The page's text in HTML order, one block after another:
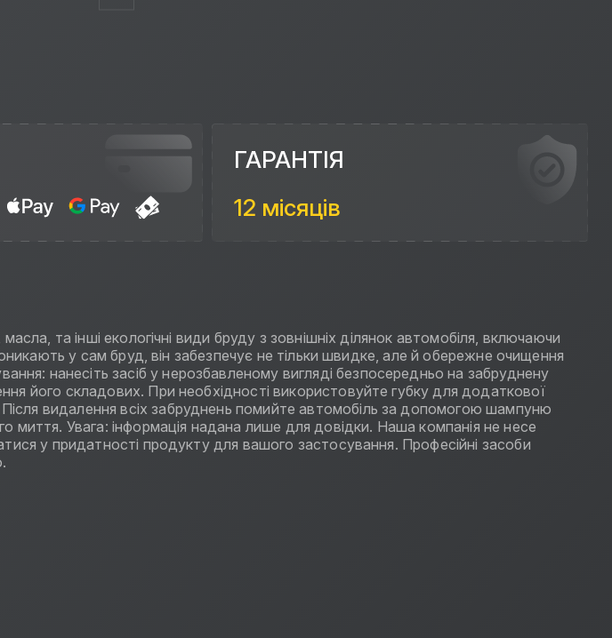
ГАРАНТІЯ
12 місяців
та інші екологічні види бруду з зовнішніх ділянок автомобіля, включаючи
у сам бруд, він забезпечує не тільки швидке, але й обережне очищення
нанесіть засіб у нерозбавленому вигляді безпосередньо на забруднену
його складових. При необхідності використовуйте губку для додаткової
видалення всіх забруднень помийте автомобіль за допомогою шампуню
Увага: інформація надана лише для довідки. Наша компанія не несе
у придатності продукту для вашого застосування. Професійні засоби